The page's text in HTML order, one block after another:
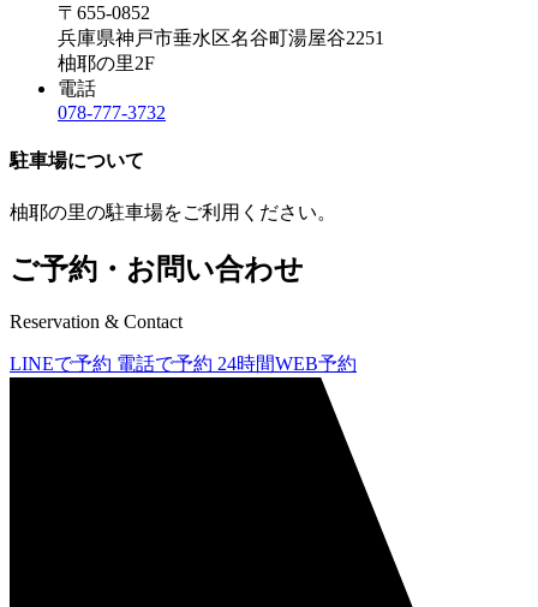
〒655-0852
兵庫県神戸市垂水区名谷町湯屋谷2251
柚耶の里2F
電話
078-777-3732
駐車場について
柚耶の里の駐車場をご利用ください。
ご予約・お問い合わせ
Reservation & Contact
LINEで予約 電話で予約 24時間WEB予約